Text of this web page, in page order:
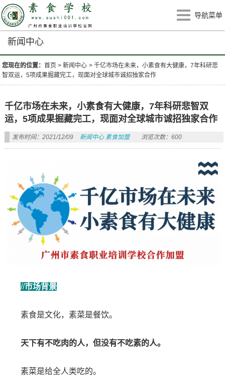
导航菜单
新闻中心
您现在的位置：首页 >新闻中心 >千亿市场在未来，小素食有大健康，7年科研悲
智双运，5项成果掘藏完工，现面对全球城市诚招独家合作
千亿市场在未来，小素食有大健康，7年科研悲智双
运，5项成果掘藏完工，现面对全球城市诚招独家合作
发布时间：2021/12/09 新闻中心 素食加盟 浏览次数：600
//市场背景
素食是文化，素菜是餐饮。
天下有不吃肉的人，但没有不吃素的人。
素菜是给全人类吃的。